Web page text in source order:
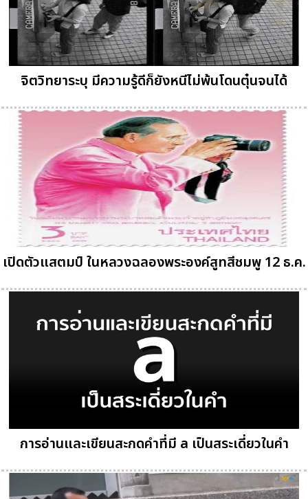
จิตวิทยาระบุ มีความรู้ดีก็ยังหนีไม่พ้นโดนตุ๋นจนได้
เปิดตัวแสตมป์ ในหลวงฉลองพระองค์สูทสีชมพู 12 ธ.ค.
การอ่านและเขียนสะกดคำที่มี a เป็นสระเดี่ยวในคำ